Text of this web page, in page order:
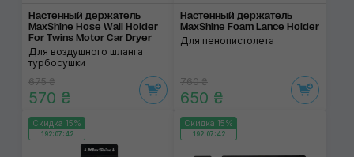
Настенный держатель
MaxShine Hose Wall Holder
For Twins Motor Car Dryer
Для воздушного шланга
турбосушки
675 ₴
570 ₴
Настенный держатель
MaxShine Foam Lance Holder
Для пенопистолета
760 ₴
650 ₴
Скидка 15%
192:07:42
Скидка 15%
192:07:42